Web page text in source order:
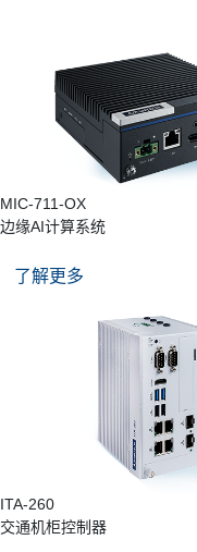
MIC-711-OX
边缘AI计算系统
了解更多
ITA-260
交通机柜控制器